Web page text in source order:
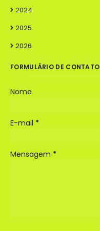
2024
2025
2026
FORMULÁRIO DE CONTATO
Nome
E-mail *
Mensagem *